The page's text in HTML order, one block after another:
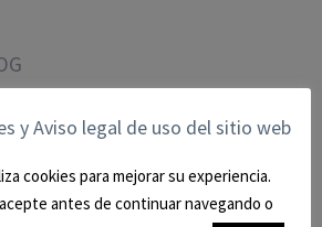
y Aviso legal de uso del sitio web
cookies para mejorar su experiencia.
antes de continuar navegando o